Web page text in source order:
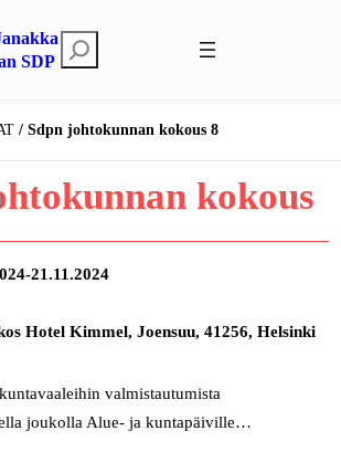
SDP
t
s
i
Sdpn johtokunnan kokous 8
kokous
21.11.2024
Hotel Kimmel, Joensuu, 41256, Helsinki
valmistautumista
joukolla Alue- ja kuntapäiville…